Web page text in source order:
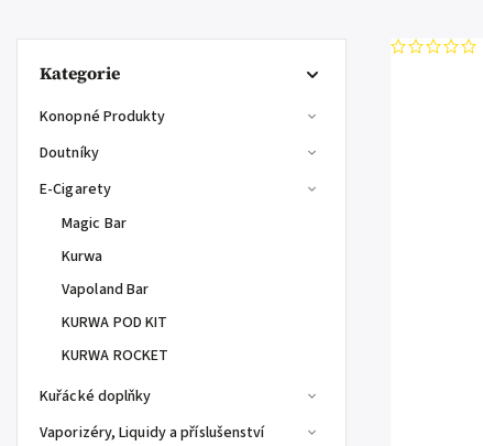
Kategorie
Konopné Produkty
Doutníky
E-Cigarety
Magic Bar
Kurwa
Vapoland Bar
KURWA POD KIT
KURWA ROCKET
Kuřácké doplňky
Vaporizéry, Liquidy a příslušenství